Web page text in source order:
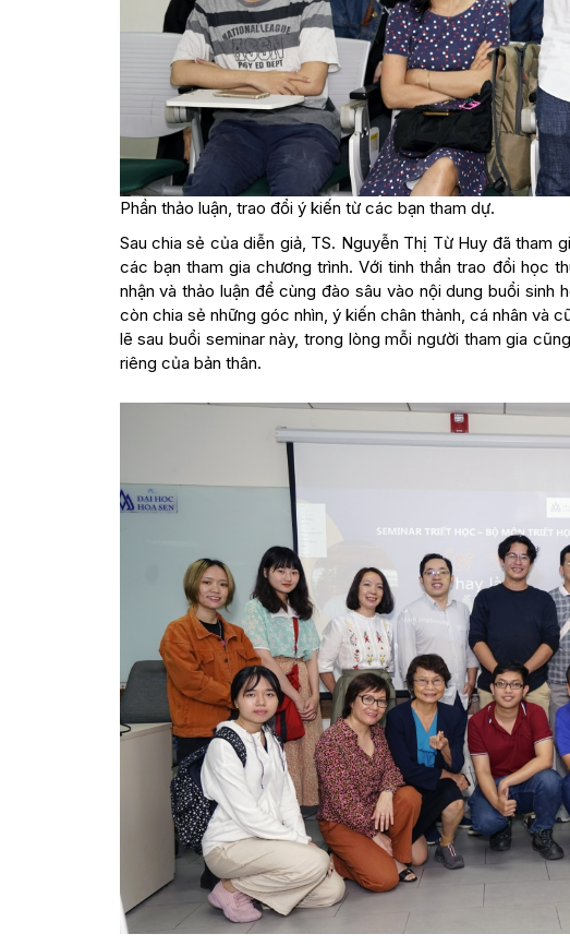
Phần thảo luận, trao đổi ý kiến từ các bạn tham dự.
Sau chia sẻ của diễn giả, TS. Nguyễn Thị Từ Huy đã tham
các bạn tham gia chương trình. Với tinh thần trao đổi học
nhận và thảo luận để cùng đào sâu vào nội dung buổi
còn chia sẻ những góc nhìn, ý kiến chân thành, cá nhân và
lẽ sau buổi seminar này, trong lòng mỗi người tham gia
riêng của bản thân.